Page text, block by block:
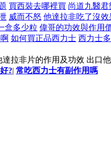
買西裝去哪裡買 尚道九醫
威而不怒 他達拉非吃了沒效
盒多少粒 偉哥的功效與作用
如何買正品西力士 西力士
拉非片的作用及功效 出口
?| 常吃西力士有副作用嗎